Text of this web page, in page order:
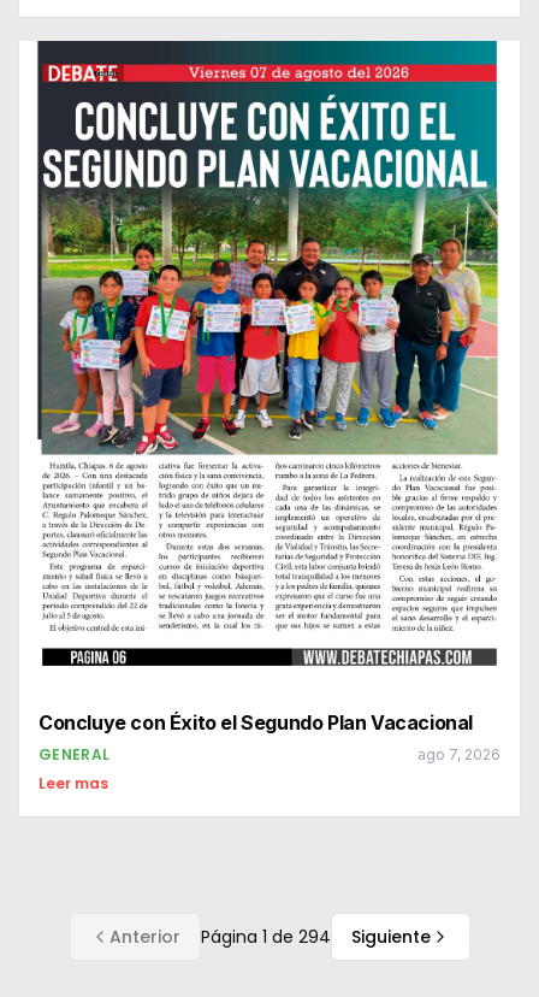
Concluye con Éxito el Segundo Plan Vacacional
GENERAL ago 7, 2026
Leer mas
Anterior Página 1 de 294 Siguiente